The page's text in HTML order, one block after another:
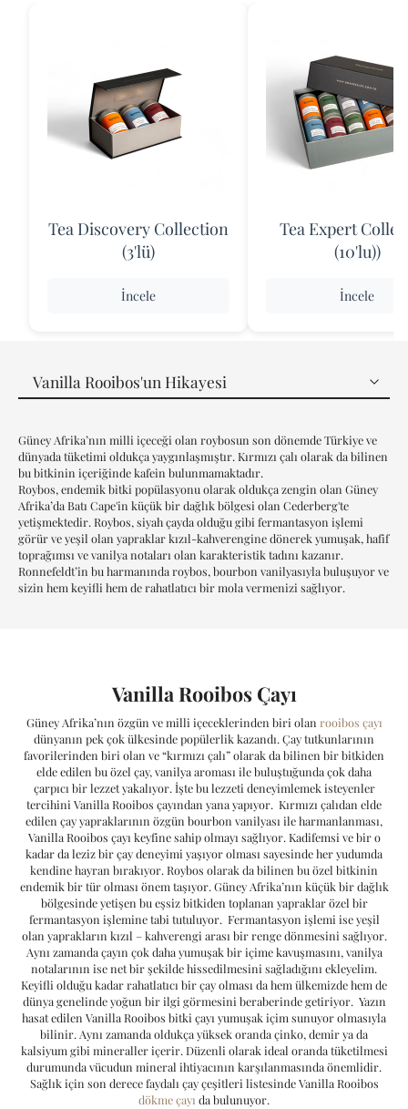
Tea Discovery Collection
(3'lü)
İncele
Tea Expert
(10'lu))
İncele
Vanilla Rooibos'un Hikayesi
Vanilla Rooibos'un Detayı
Güney Afrika’nın milli içeceği olan roybosun son dönemde Türkiye ve
dünyada tüketimi oldukça yaygınlaşmıştır. Kırmızı çalı olarak da bilinen
bu bitkinin içeriğinde kafein bulunmamaktadır.
Roybos, endemik bitki popülasyonu olarak oldukça zengin olan Güney
Afrika’da Batı Cape'in küçük bir dağlık bölgesi olan Cederberg'te
yetişmektedir. Roybos, siyah çayda olduğu gibi fermantasyon işlemi
görür ve yeşil olan yapraklar kızıl-kahverengine dönerek yumuşak, hafif
toprağımsı ve vanilya notaları olan karakteristik tadını kazanır.
Ronnefeldt’in bu harmanında roybos, bourbon vanilyasıyla buluşuyor ve
sizin hem keyifli hem de rahatlatıcı bir mola vermenizi sağlıyor.
Vanilla Rooibos Çayı
Güney Afrika’nın özgün ve milli içeceklerinden biri olan rooibos çayı
dünyanın pek çok ülkesinde popülerlik kazandı. Çay tutkunlarının
favorilerinden biri olan ve “kırmızı çalı” olarak da bilinen bir bitkiden
elde edilen bu özel çay, vanilya aroması ile buluştuğunda çok daha
çarpıcı bir lezzet yakalıyor. İşte bu lezzeti deneyimlemek isteyenler
tercihini Vanilla Rooibos çayından yana yapıyor. Kırmızı çalıdan elde
edilen çay yapraklarının özgün bourbon vanilyası ile harmanlanması,
Vanilla Rooibos çayı keyfine sahip olmayı sağlıyor. Kadifemsi ve bir o
kadar da leziz bir çay deneyimi yaşıyor olması sayesinde her yudumda
kendine hayran bırakıyor. Roybos olarak da bilinen bu özel bitkinin
endemik bir tür olması önem taşıyor. Güney Afrika’nın küçük bir dağlık
bölgesinde yetişen bu eşsiz bitkiden toplanan yapraklar özel bir
fermantasyon işlemine tabi tutuluyor. Fermantasyon işlemi ise yeşil
olan yaprakların kızıl – kahverengi arası bir renge dönmesini sağlıyor.
Aynı zamanda çayın çok daha yumuşak bir içime kavuşmasını, vanilya
notalarının ise net bir şekilde hissedilmesini sağladığını ekleyelim.
Keyifli olduğu kadar rahatlatıcı bir çay olması da hem ülkemizde hem de
dünya genelinde yoğun bir ilgi görmesini beraberinde getiriyor. Yazın
hasat edilen Vanilla Rooibos bitki çayı yumuşak içim sunuyor olmasıyla
bilinir. Aynı zamanda oldukça yüksek oranda çinko, demir ya da
kalsiyum gibi mineraller içerir. Düzenli olarak ideal oranda tüketilmesi
durumunda vücudun mineral ihtiyacının karşılanmasında önemlidir.
Sağlık için son derece faydalı çay çeşitleri listesinde Vanilla Rooibos
dökme çayı da bulunuyor.